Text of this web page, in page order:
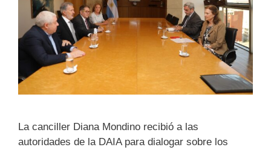
La canciller Diana Mondino recibió a las
autoridades de la DAIA para dialogar sobre los